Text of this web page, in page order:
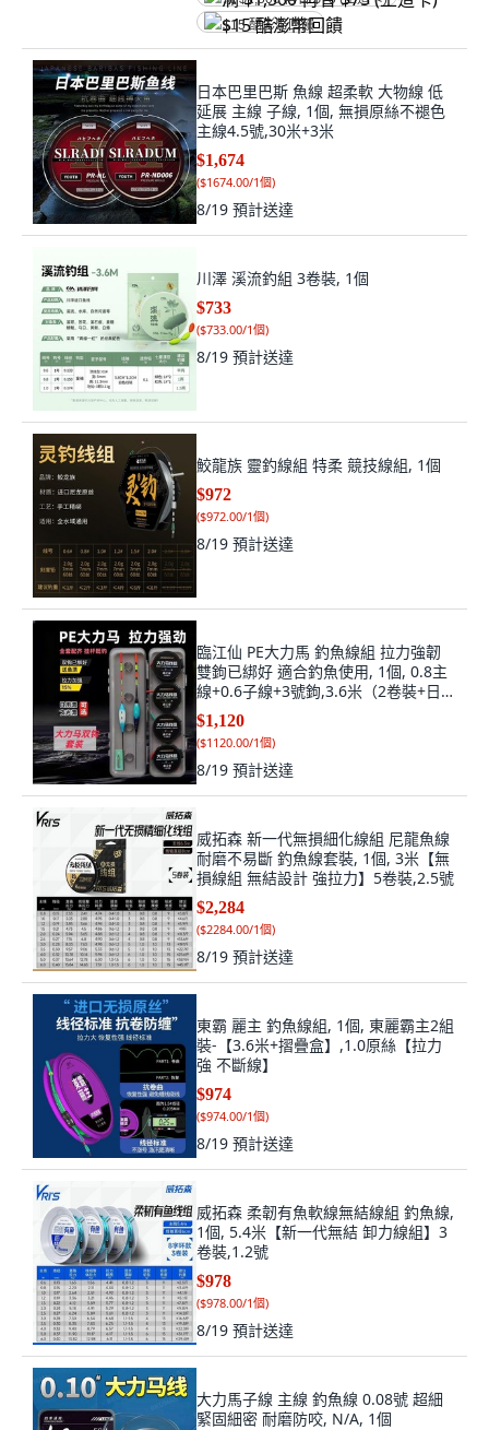
$15 酷澎幣回饋
日本巴里巴斯 魚線 超柔軟 大物線 低
延展 主線 子線, 1個, 無損原絲不褪色
主線4.5號,30米+3米
$1,674
($1674.00/1個)
8/19 預計送達
川澤 溪流釣組 3卷裝, 1個
$733
($733.00/1個)
8/19 預計送達
鮫龍族 靈釣線組 特柔 競技線組, 1個
$972
($972.00/1個)
8/19 預計送達
臨江仙 PE大力馬 釣魚線組 拉力強韌
雙鉤已綁好 適合釣魚使用, 1個, 0.8主
線+0.6子線+3號鉤,3.6米（2卷裝+日用
漂1支）
$1,120
($1120.00/1個)
8/19 預計送達
威拓森 新一代無損細化線組 尼龍魚線
耐磨不易斷 釣魚線套裝, 1個, 3米【無
損線組 無結設計 強拉力】5卷裝,2.5號
$2,284
($2284.00/1個)
8/19 預計送達
東霸 麗主 釣魚線組, 1個, 東麗霸主2組
裝-【3.6米+摺疊盒】,1.0原絲【拉力
強 不斷線】
$974
($974.00/1個)
8/19 預計送達
威拓森 柔韌有魚軟線無結線組 釣魚線,
1個, 5.4米【新一代無結 卸力線組】3
卷裝,1.2號
$978
($978.00/1個)
8/19 預計送達
大力馬子線 主線 釣魚線 0.08號 超細
緊固細密 耐磨防咬, N/A, 1個